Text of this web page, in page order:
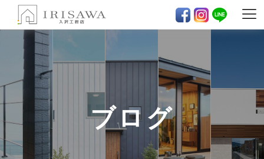
ブログ